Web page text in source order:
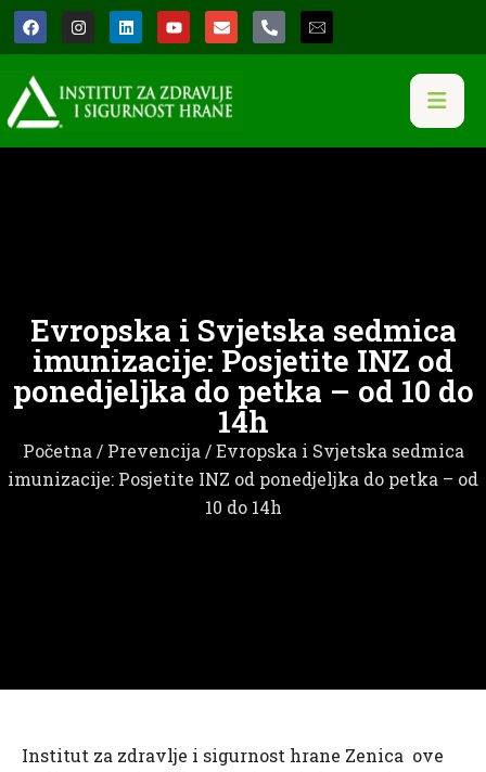
​Evropska i Svjetska sedmica
imunizacije: Posjetite INZ od
ponedjeljka do petka – od 10 do
14h
Početna / Prevencija / ​Evropska i Svjetska sedmica
imunizacije: Posjetite INZ od ponedjeljka do petka – od
10 do 14h
Institut za zdravlje i sigurnost hrane Zenica ove